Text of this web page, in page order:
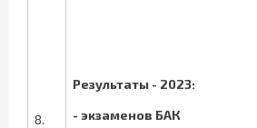
8.
Результаты - 2023:
- экзаменов БАК